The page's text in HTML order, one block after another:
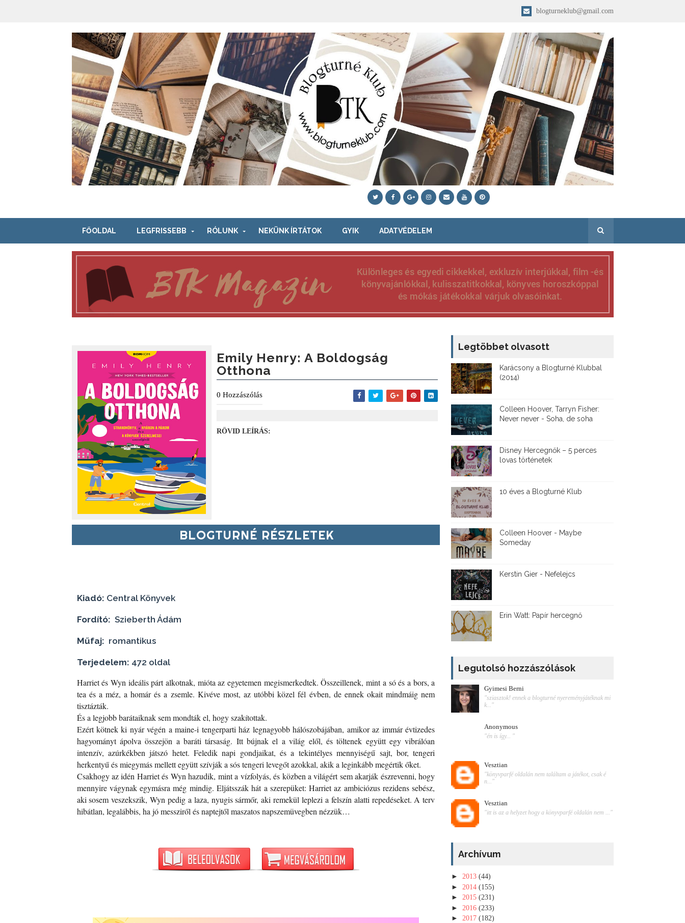
blogturneklub@gmail.com
FŐOLDAL LEGFRISSEBB RÓLUNK NEKÜNK ÍRTÁTOK GYIK ADATVÉDELEM
Emily Henry: A Boldogság
Otthona
0 Hozzászólás
RÖVID LEÍRÁS:
BLOGTURNÉ RÉSZLETEK
Kiadó: Central Könyvek
Fordító: Szieberth Ádám
Műfaj: romantikus
Terjedelem: 472 oldal
Harriet ​és Wyn ideális párt alkotnak, mióta az egyetemen megismerkedtek. Összeillenek, mint a só és a bors, a
tea és a méz, a homár és a zsemle. Kivéve most, az utóbbi közel fél évben, de ennek okait mindmáig nem
tisztázták.
És a legjobb barátaiknak sem mondták el, hogy szakítottak.
Ezért kötnek ki nyár végén a maine-i tengerparti ház legnagyobb hálószobájában, amikor az immár évtizedes
hagyományt ápolva összejön a baráti társaság. Itt bújnak el a világ elől, és töltenek együtt egy vibrálóan
intenzív, azúrkékben játszó hetet. Feledik napi gondjaikat, és a tekintélyes mennyiségű sajt, bor, tengeri
herkentyű és miegymás mellett együtt szívják a sós tengeri levegőt azokkal, akik a leginkább megértik őket.
Csakhogy az idén Harriet és Wyn hazudik, mint a vízfolyás, és közben a világért sem akarják észrevenni, hogy
mennyire vágynak egymásra még mindig. Eljátsszák hát a szerepüket: Harriet az ambiciózus rezidens sebész,
aki sosem veszekszik, Wyn pedig a laza, nyugis sármőr, aki remekül leplezi a felszín alatti repedéseket. A terv
hibátlan, legalábbis, ha jó messziről és naptejtől maszatos napszemüvegben nézzük…
Legtöbbet olvasott
Karácsony a Blogturné Klubbal
(2014)
Colleen Hoover, Tarryn Fisher:
Never never - Soha, de soha
Disney ​Hercegnők – 5 perces
lovas történetek
10 éves a Blogturné Klub
Colleen Hoover - Maybe
Someday
Kerstin Gier - Nefelejcs
Erin Watt: Papír hercegnő
Legutolsó hozzászólások
Gyimesi Berni
"sziasztok! ennek a blogturné nyereményjátéknak mi
k..."
Anonymous
"én is így... "
Vesztian
"könyvparfé oldalán nem találtam a játékot, csak é
n..."
Vesztian
"itt is az a helyzet hogy a könyvparfé oldalán nem ..."
Archívum
► 2013 (44)
► 2014 (155)
► 2015 (231)
► 2016 (233)
► 2017 (182)